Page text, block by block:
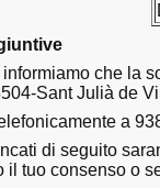
informiamo che la
Sant Julià de
a
di seguito
il tuo consenso o